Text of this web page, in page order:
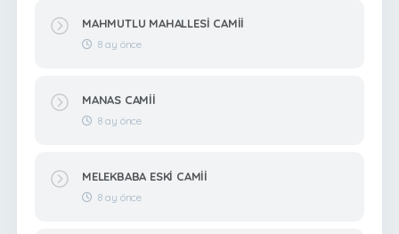
MAHMUTLU MAHALLESİ CAMİİ
8 ay önce
MANAS CAMİİ
8 ay önce
MELEKBABA ESKİ CAMİİ
8 ay önce